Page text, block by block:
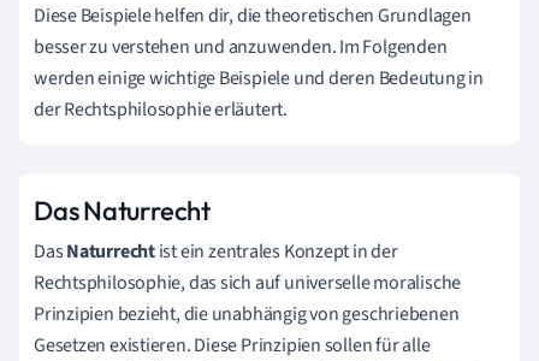
Diese Beispiele helfen dir, die theoretischen Grundlagen
besser zu verstehen und anzuwenden. Im Folgenden
werden einige wichtige Beispiele und deren Bedeutung in
der Rechtsphilosophie erläutert.
Das Naturrecht
DasNaturrechtist ein zentrales Konzept in der
Rechtsphilosophie, das sich auf universelle moralische
Prinzipien bezieht, die unabhängig von geschriebenen
Gesetzen existieren. Diese Prinzipien sollen für alle